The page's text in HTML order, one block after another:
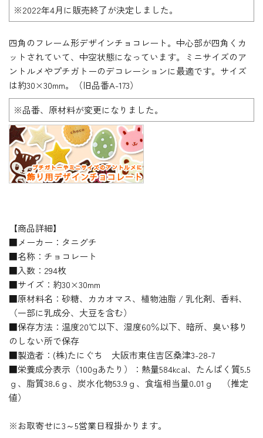
※2022年4月に販売終了が決定しました。
四角のフレーム形デザインチョコレート。中心部が四角くカ
ットされていて、中空状態になっています。ミニサイズのア
ントルメやプチガトーのデコレーションに最適です。サイズ
は約30×30mm。（旧品番A-173）
※品番、原材料が変更になりました。
【商品詳細】
■メーカー：タニグチ
■名称：チョコレート
■入数：294枚
■サイズ：約30×30mm
■原材料名：砂糖、カカオマス、植物油脂 / 乳化剤、香料、
（一部に乳成分、大豆を含む）
■保存方法：温度20℃以下、湿度60％以下、暗所、臭い移り
のしない所で保存
■製造者：(株)たにぐち 大阪市東住吉区桑津3-28-7
■栄養成分表示（100gあたり）：熱量584kcal、たんぱく質5.5
ｇ、脂質38.6ｇ、炭水化物53.9ｇ、食塩相当量0.01ｇ （推定
値）
※お取寄せに3～5営業日程掛かります。